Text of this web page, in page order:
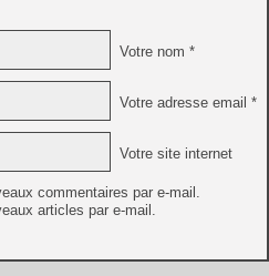
Votre nom *
Votre adresse email *
Votre site internet
commentaires par e-mail.
articles par e-mail.